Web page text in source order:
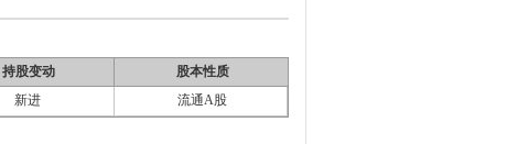
持股变动
股本性质
新进 流通A股